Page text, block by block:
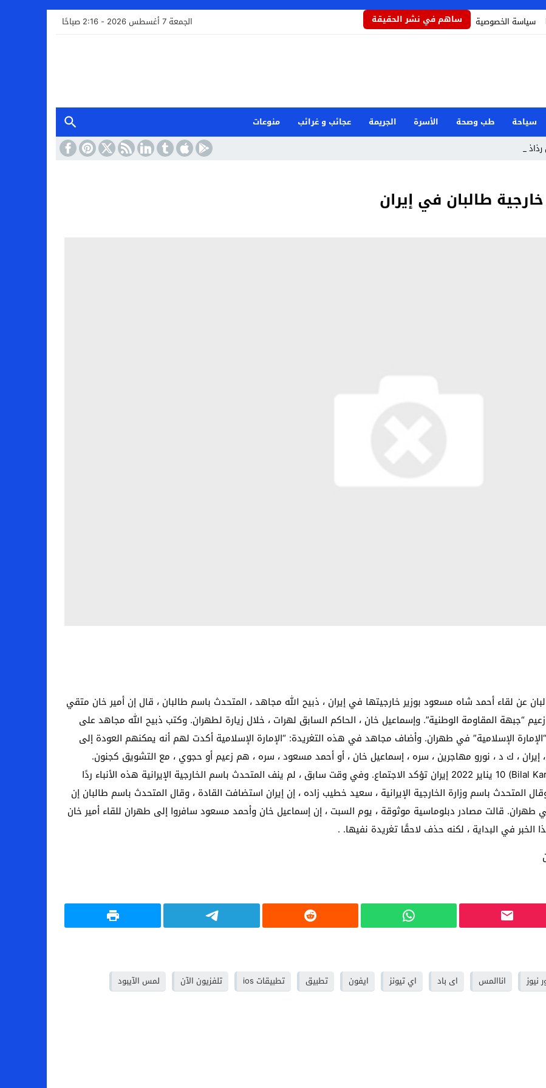
سياسة الخصوصية ساهم في نشر الحقيقة الجمعة 7 أغسطس 2026 - 2:16 صباحًا
سياحة طب وصحة الأسرة الجريمة عجائب و غرائب
منوعات
يح_
طالبان في إيران
الدولية) – 01/10/2022. 15:50 أعلنت طالبان عن لقاء أحمد شاه مسعود بوزير خارجيتها في إيران ، ذبيح الله مجاهد ، المتحدث باسم طالبان ، قال إن أمير خان متقي
“جبهة المقاومة الوطنية”. وإسماعيل خان ، الحاكم السابق لهرات ، خلال زيارة لطهران. وكتب ذبيح الله مجاهد على
الإسلامية” في طهران. وأضاف مجاهد في هذه التغريدة: “الإمارة الإسلامية أكدت لهم أنه يمكنهم العودة إلى
إيران ، ك د ، نورو مهاجرين ، سره ، إسماعيل خان ، أو أحمد مسعود ، سره ، هم زعيم أو حجوي ، مع التشويق كجنون.
pic.twitter.com/eCb1SaH4cz – بلال كريمي (Bilal Karimi21) 10 يناير 2022 إيران تؤكد الاجتماع. وفي وقت سابق ، لم ينف المتحدث باسم الخارجية الإيرانية هذه الأنباء ردًا
باسم وزارة الخارجية الإيرانية ، سعيد خطيب زاده ، إن إيران استضافت القادة ، وقال المتحدث باسم طالبان إن
قالت مصادر دبلوماسية موثوقة ، يوم السبت ، إن إسماعيل خان وأحمد مسعود سافروا إلى طهران للقاء أمير خان
في البداية ، لكنه حذف لاحقًا تغريدة نفيها. .
نيوز اناالمس اى باد اي تيونز ايفون تطبيق تطبيقات ios تلفزيون الآن
لمس الآيبود